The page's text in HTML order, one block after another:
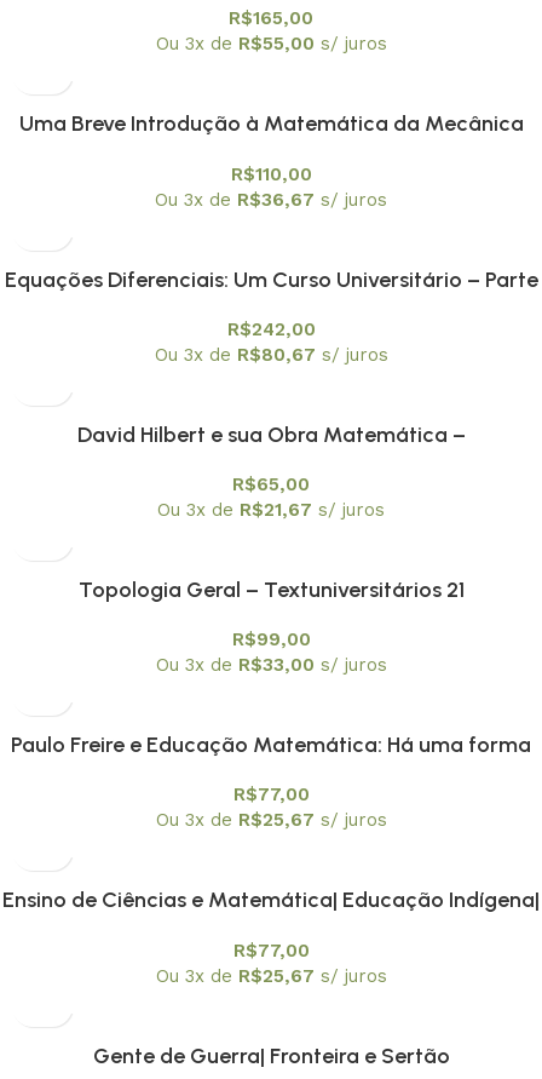
R$165,00
Ou 3x de R$55,00 s/ juros
Uma Breve Introdução à Matemática da Mecânica
R$110,00
Ou 3x de R$36,67 s/ juros
Equações Diferenciais: Um Curso Universitário – Parte
R$242,00
Ou 3x de R$80,67 s/ juros
David Hilbert e sua Obra Matemática –
R$65,00
Ou 3x de R$21,67 s/ juros
Topologia Geral – Textuniversitários 21
R$99,00
Ou 3x de R$33,00 s/ juros
Paulo Freire e Educação Matemática: Há uma forma
R$77,00
Ou 3x de R$25,67 s/ juros
Ensino de Ciências e Matemática| Educação Indígena|
Aprendizagem
R$77,00
Ou 3x de R$25,67 s/ juros
Gente de Guerra| Fronteira e Sertão